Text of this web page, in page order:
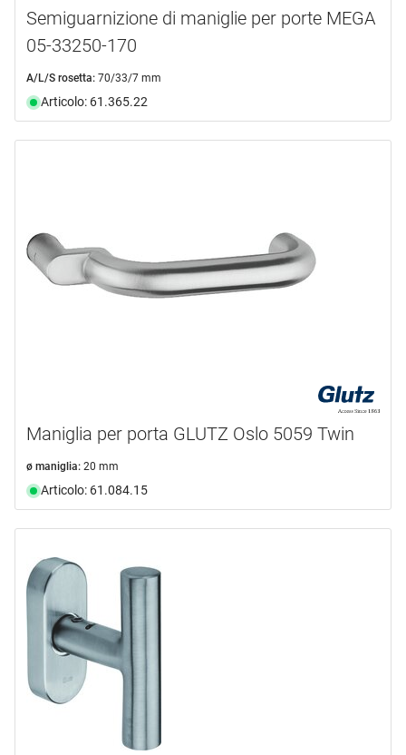
Semiguarnizione di maniglie per porte MEGA
05-33250-170
A/L/S rosetta: 70/33/7 mm
Articolo: 61.365.22
Maniglia per porta GLUTZ Oslo 5059 Twin
ø maniglia: 20 mm
Articolo: 61.084.15